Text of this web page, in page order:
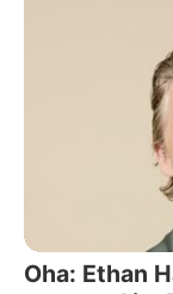
Oha: Ethan